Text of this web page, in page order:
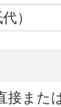
）
接また